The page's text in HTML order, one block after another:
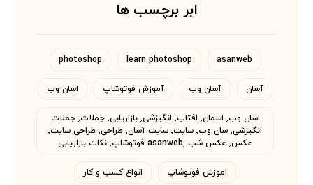
ابر برچسب ها
asanweb
learn photoshop
photoshop
آسان آسان وب آموزش فوتوشاپ اسان وب
اسان وب٬ اسمان٬ افتاب٬ انگیزشی٬ بازاریابی٬ جملات٬ جملات
انگیزشی٬ سان وب٬ سایت٬ سایت آسان٬ طراحی٬ طراحی سایت٬
عکس٬ عکس شب asanweb٬ فوتوشاپ٬ نکات بازاریابی
اموزش فوتوشاپ انواع کسب و کار